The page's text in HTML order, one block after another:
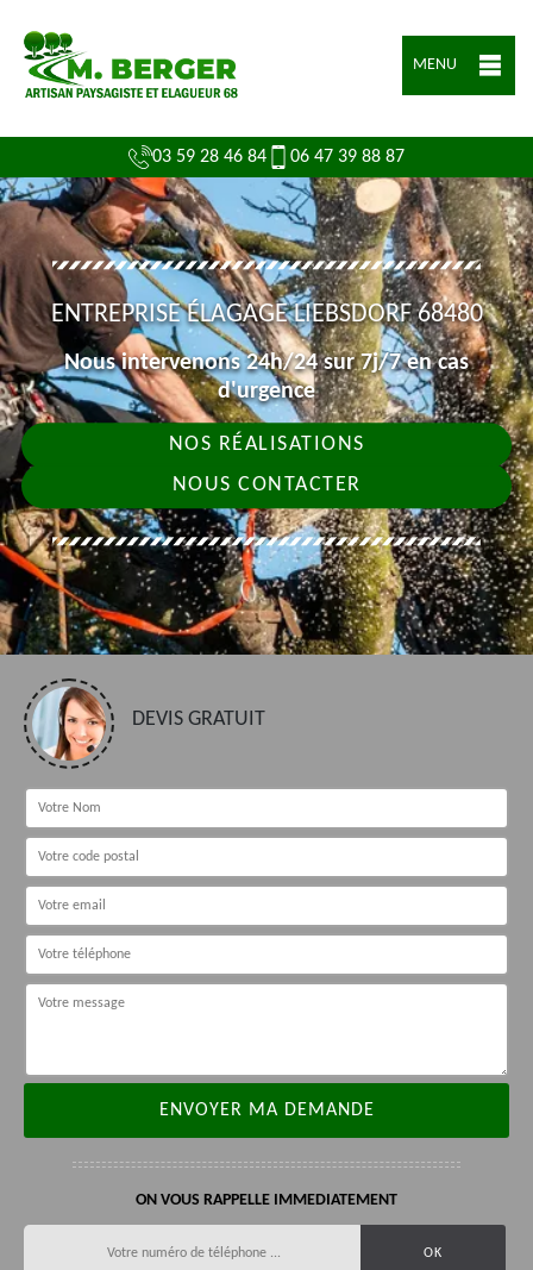
MENU
03 59 28 46 84 06 47 39 88 87
ENTREPRISE ÉLAGAGE LIEBSDORF 68480
Nous intervenons 24h/24 sur 7j/7 en cas
d'urgence
NOS RÉALISATIONS
NOUS CONTACTER
DEVIS GRATUIT
ON VOUS RAPPELLE IMMEDIATEMENT